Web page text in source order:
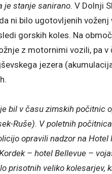
je stanje sanirano. V Dolnji
ni bilo ugotovljenih
gorskih koles. Na
z motornimi vozili, pa v
jezera
bil v času zimskih počitnic
Ruše). V poletnih
opravili nadzor na
– hotel Bellevue –
prisotnih veliko kolesarjev,